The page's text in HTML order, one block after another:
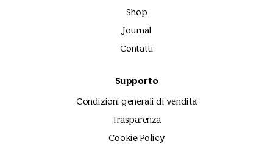
Shop
Journal
Contatti
Supporto
Condizioni generali di vendita
Trasparenza
Cookie Policy